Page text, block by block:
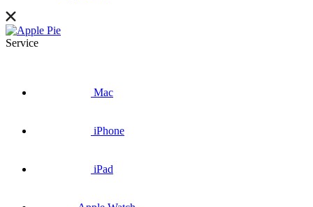
Service
Mac
iPhone
iPad